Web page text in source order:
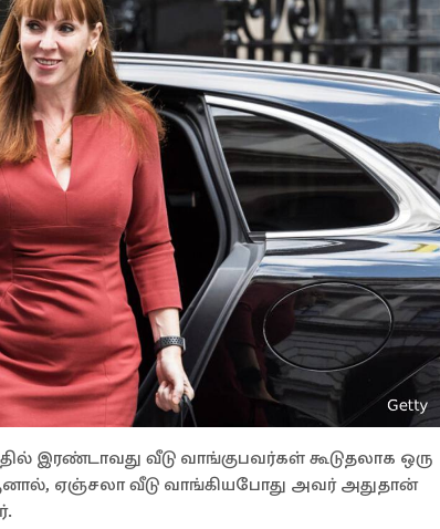
இரண்டாவது வீடு வாங்குபவர்கள் கூடுதலாக ஒரு
ஏஞ்சலா வீடு வாங்கியபோது அவர் அதுதான்